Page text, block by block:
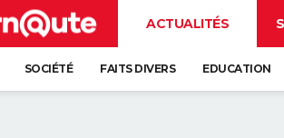
ACTUALITÉS
SOCIÉTÉ FAITS DIVERS EDUCATION